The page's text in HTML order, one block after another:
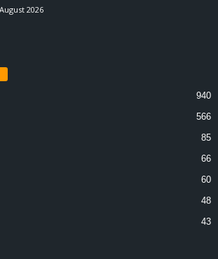
2026
940
566
85
66
60
48
43